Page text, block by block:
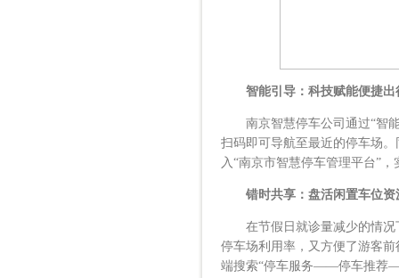
智能引导：科技赋能便捷出
南京智慧停车公司通过“智能
扫码即可导航至最近的停车场
入“南京市智慧停车管理平台”
错时共享：盘活闲置车位资
在节假日就诊量减少的情况
停车场利用率，又方便了游客
端搜索“停车服务——停车推荐